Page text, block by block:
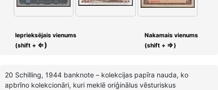
Ieprieksējais vienums
(shift + ⇐)
Nakamais vienums
(shift + ⇒)
20 Schilling, 1944 banknote – kolekcijas papīra nauda, ko
apbrīno kolekcionāri, kuri meklē oriģinālus vēsturiskus